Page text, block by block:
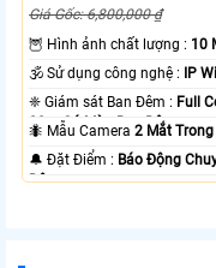
Giá Gốc: 6,800,000 ₫
🦉 Hình ảnh chất lượng : 10
🕉️ Sử dụng công nghệ : IP
❈ Giám sát Ban Đêm : Full
20m Có Màu Ban Ðêm.
🐜 Mẫu Camera2 Mắt
️🔔 Đặt Điểm : Báo Động
Động.